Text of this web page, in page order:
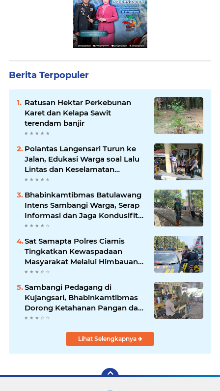
Berita Terpopuler
Ratusan Hektar Perkebunan
Karet dan Kelapa Sawit
terendam banjir
Polantas Langensari Turun ke
Jalan, Edukasi Warga soal Lalu
Lintas dan Keselamatan
Berkendara
Bhabinkamtibmas Batulawang
Intens Sambangi Warga, Serap
Informasi dan Jaga Kondusifitas
Lingkungan
Sat Samapta Polres Ciamis
Tingkatkan Kewaspadaan
Masyarakat Melalui Himbauan
Kamtibmas di Pusat Keramaian
Sambangi Pedagang di
Kujangsari, Bhabinkamtibmas
Dorong Ketahanan Pangan dan
Keamanan Lingkungan
Lihat Selengkapnya